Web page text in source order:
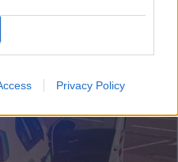
Privacy Policy